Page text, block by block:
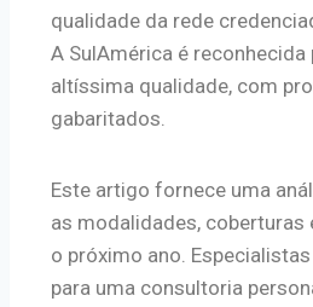
qualidade da rede
A SulAmérica é reconhecida
altíssima qualidade, com
gabaritados.
Este artigo fornece uma
as modalidades, coberturas
o próximo ano.
para uma consultoria